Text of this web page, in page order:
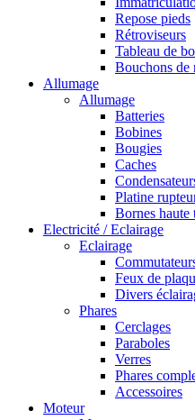
Repose pieds
Rétroviseurs
Tableau de
Bouchons de
Allumage
Allumage
Batteries
Bobines
Bougies
Caches
Platine
Bornes haute
Electricité / Eclairage
Eclairage
Feux de
Divers
Phares
Cerclages
Paraboles
Verres
Phares
Accessoires
Moteur